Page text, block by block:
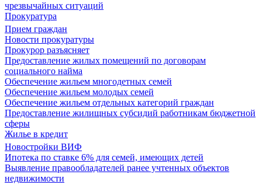
чрезвычайных ситуаций
Прокуратура
Прием граждан
Новости прокуратуры
Прокурор разъясняет
Предоставление жилых помещений по договорам
социального найма
Обеспечение жильем многодетных семей
Обеспечение жильем молодых семей
Обеспечение жильем отдельных категорий граждан
Предоставление жилищных субсидий работникам бюджетной
сферы
Жилье в кредит
Новостройки ВИФ
Ипотека по ставке 6% для семей, имеющих детей
Выявление правообладателей ранее учтенных объектов
недвижимости